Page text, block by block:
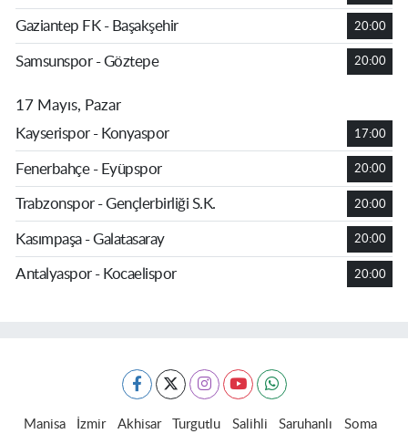
Gaziantep FK - Başakşehir 20:00
Samsunspor - Göztepe 20:00
17 Mayıs, Pazar
Kayserispor - Konyaspor
17:00
Fenerbahçe - Eyüpspor 20:00
Trabzonspor - Gençlerbirliği S.K. 20:00
Kasımpaşa - Galatasaray 20:00
Antalyaspor - Kocaelispor 20:00
Manisa İzmir Akhisar Turgutlu Salihli Saruhanlı
Soma